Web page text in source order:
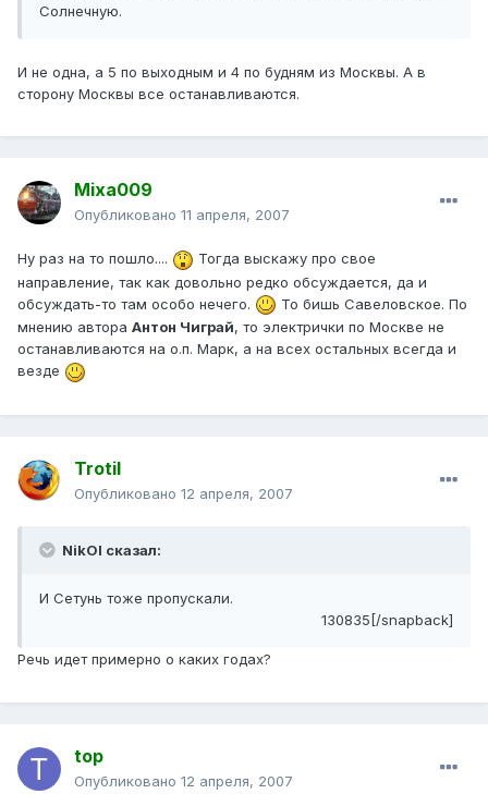
Солнечную.
И не одна, а 5 по выходным и 4 по будням из Москвы. А в
сторону Москвы все останавливаются.
Mixa009
Опубликовано 11 апреля, 2007
Ну раз на то пошло....
Тогда выскажу про свое
направление, так как довольно редко обсуждается, да и
обсуждать-то там особо нечего.
То бишь Савеловское. По
мнению автора Антон Чиграй, то электрички по Москве не
останавливаются на о.п. Марк, а на всех остальных всегда и
везде
Trotil
Опубликовано 12 апреля, 2007
NikOl сказал:
И Сетунь тоже пропускали.
130835[/snapback]
Речь идет примерно о каких годах?
top
Опубликовано 12 апреля, 2007